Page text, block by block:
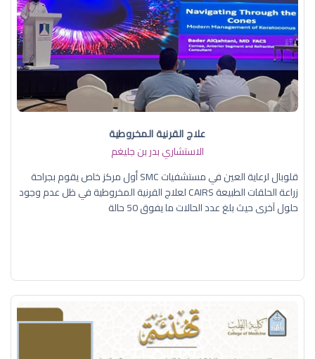
علاج القرنية المخروطية
الاستشاري بدر بن جليغم
قلوبال لرعاية العين في مستشفيات SMC أول مركز خاص يقوم بجراحة
زراعة الحلقات الطبيعة CAIRS لعلاج القرنية المخروطية في ظل عدم وجود
حلول آخرى حيث بلغ عدد الحالات ما يفوق 50 حالة